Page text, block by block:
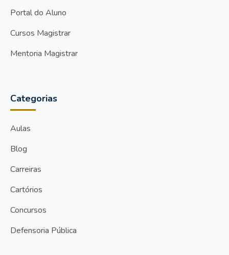
Portal do Aluno
Cursos Magistrar
Mentoria Magistrar
Categorias
Aulas
Blog
Carreiras
Cartórios
Concursos
Defensoria Pública